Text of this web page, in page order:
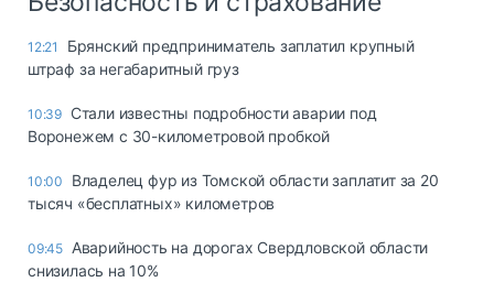
12:21
Брянский предприниматель заплатил крупный
штраф за негабаритный груз
10:39 Стали известны подробности аварии под
Воронежем с 30-километровой пробкой
10:00
Владелец фур из Томской области заплатит за 20
тысяч «бесплатных» километров
09:45 Аварийность на дорогах Свердловской области
снизилась на 10%